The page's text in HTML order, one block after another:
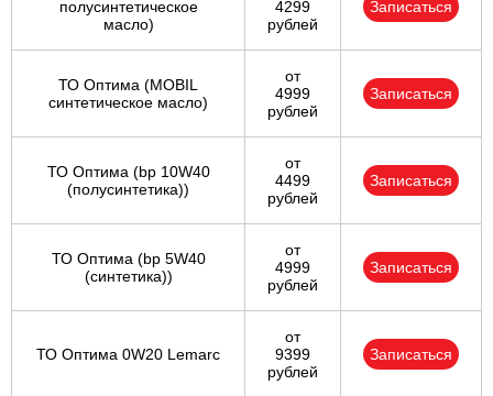
полусинтетическое
масло)
4299
рублей
Записаться
ТО Оптима (MOBIL
синтетическое масло)
от
4999
рублей
Записаться
ТО Оптима (bp 10W40
(полусинтетика))
от
4499
рублей
Записаться
ТО Оптима (bp 5W40
(синтетика))
от
4999
рублей
Записаться
ТО Оптима 0W20 Lemarc
от
9399
рублей
Записаться